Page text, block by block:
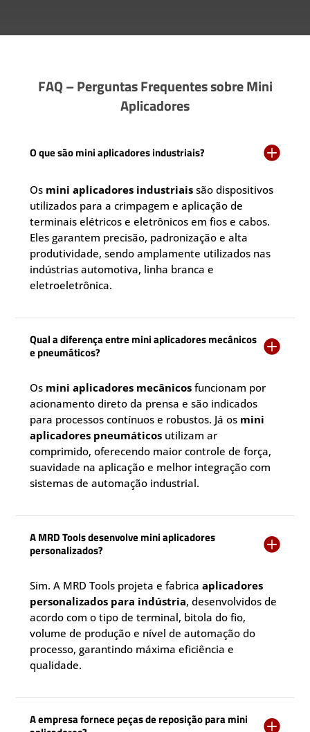
FAQ – Perguntas Frequentes sobre Mini
Aplicadores
O que são mini aplicadores industriais? 
Os mini aplicadores industriais são dispositivos
utilizados para a crimpagem e aplicação de
terminais elétricos e eletrônicos em fios e cabos.
Eles garantem precisão, padronização e alta
produtividade, sendo amplamente utilizados nas
indústrias automotiva, linha branca e
eletroeletrônica.
Qual a diferença entre mini aplicadores mecânicos
e pneumáticos?

Os mini aplicadores mecânicos funcionam por
acionamento direto da prensa e são indicados
para processos contínuos e robustos. Já os mini
aplicadores pneumáticos utilizam ar
comprimido, oferecendo maior controle de força,
suavidade na aplicação e melhor integração com
sistemas de automação industrial.
A MRD Tools desenvolve mini aplicadores
personalizados?

Sim. A MRD Tools projeta e fabricaaplicadores
personalizados para indústria, desenvolvidos de
acordo com o tipo de terminal, bitola do fio,
volume de produção e nível de automação do
processo, garantindo máxima eficiência e
qualidade.
A empresa fornece peças de reposição para mini
